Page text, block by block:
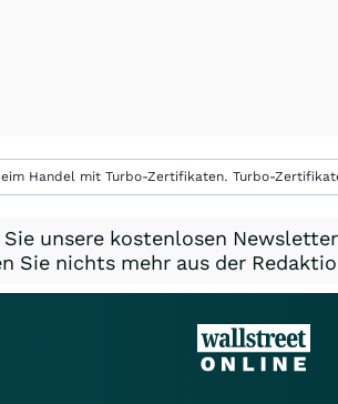
Handel mit Turbo-Zertifikaten. Turbo-
unsere kostenlosen
Sie nichts mehr aus der